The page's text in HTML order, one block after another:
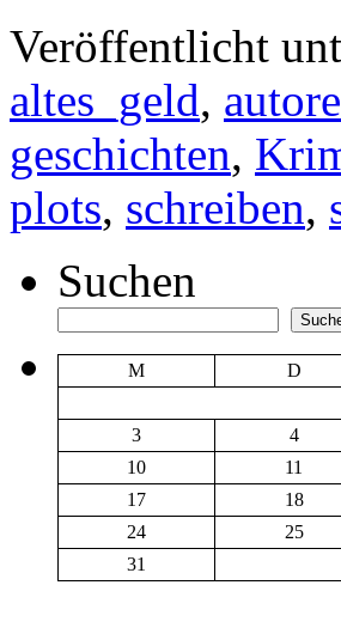
Veröffentlicht
altes_geld,
geschichten,
plots, schreiben,
Suchen
M D
3 4
10
11
17
18
24
25
31